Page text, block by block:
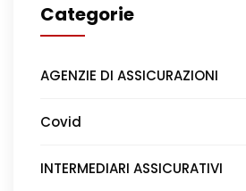
Categorie
AGENZIE DI ASSICURAZIONI
Covid
INTERMEDIARI ASSICURATIVI